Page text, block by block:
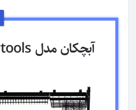
آبچکان مدل Hamertools